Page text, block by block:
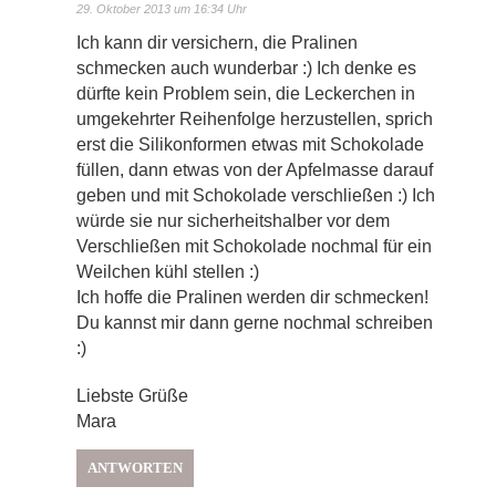
29. Oktober 2013 um 16:34 Uhr
Ich kann dir versichern, die Pralinen
schmecken auch wunderbar :) Ich denke es
dürfte kein Problem sein, die Leckerchen in
umgekehrter Reihenfolge herzustellen, sprich
erst die Silikonformen etwas mit Schokolade
füllen, dann etwas von der Apfelmasse darauf
geben und mit Schokolade verschließen :) Ich
würde sie nur sicherheitshalber vor dem
Verschließen mit Schokolade nochmal für ein
Weilchen kühl stellen :)
Ich hoffe die Pralinen werden dir schmecken!
Du kannst mir dann gerne nochmal schreiben
:)
Liebste Grüße
Mara
ANTWORTEN